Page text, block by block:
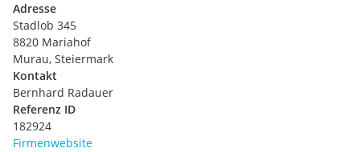
Adresse
Stadlob 345
8820 Mariahof
Murau, Steiermark
Kontakt
Bernhard Radauer
Referenz ID
182924
Firmenwebsite